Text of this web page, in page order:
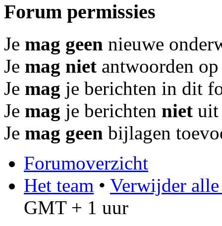
Forum permissies
Je mag geen nieuwe
Je mag niet antwoorden
Je mag je berichten in dit
Je mag je berichten niet uit
Je mag geen bijlagen
Forumoverzicht
Het team • Verwijder
GMT + 1 uur